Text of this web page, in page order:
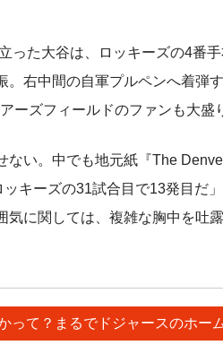
た大谷は、ロッキーズの4番
右中間の自軍プルペンへ着弾
ーズフィールドのファンも大盛
い。中でも地元紙『The
キーズの31試合目で13発目だ
に関しては、複雑な胸中を吐露
って？まるでドジャースのホー